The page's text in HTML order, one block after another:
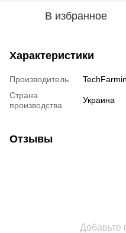
В избранное
Характеристики
Производитель
Страна
производства
Украина
Отзывы
Добавьте